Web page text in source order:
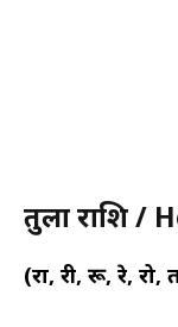
तुला राशि /
(रा, री, रू, रे, रो,